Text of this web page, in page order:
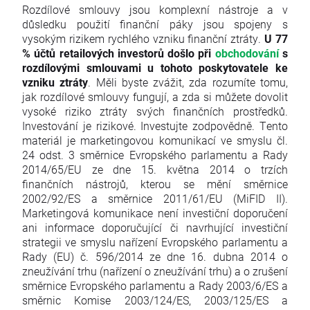
Rozdílové smlouvy jsou komplexní nástroje a v
důsledku použití finanční páky jsou spojeny s
vysokým rizikem rychlého vzniku finanční ztráty. U 77
% účtů retailových investorů došlo při obchodovánís
rozdílovými smlouvami u tohoto poskytovatele ke
vzniku ztráty. Měli byste zvážit, zda rozumíte tomu,
jak rozdílové smlouvy fungují, a zda si můžete dovolit
vysoké riziko ztráty svých finančních prostředků.
Investování je rizikové. Investujte zodpovědně. Tento
materiál je marketingovou komunikací ve smyslu čl.
24 odst. 3 směrnice Evropského parlamentu a Rady
2014/65/EU ze dne 15. května 2014 o trzích
finančních nástrojů, kterou se mění směrnice
2002/92/ES a směrnice 2011/61/EU (MiFID II).
Marketingová komunikace není investiční doporučení
ani informace doporučující či navrhující investiční
strategii ve smyslu nařízení Evropského parlamentu a
Rady (EU) č. 596/2014 ze dne 16. dubna 2014 o
zneužívání trhu (nařízení o zneužívání trhu) a o zrušení
směrnice Evropského parlamentu a Rady 2003/6/ES a
směrnic Komise 2003/124/ES, 2003/125/ES a